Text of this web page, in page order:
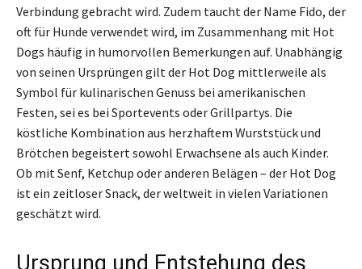
Verbindung gebracht wird. Zudem taucht der Name Fido, der
oft für Hunde verwendet wird, im Zusammenhang mit Hot
Dogs häufig in humorvollen Bemerkungen auf. Unabhängig
von seinen Ursprüngen gilt der Hot Dog mittlerweile als
Symbol für kulinarischen Genuss bei amerikanischen
Festen, sei es bei Sportevents oder Grillpartys. Die
köstliche Kombination aus herzhaftem Wurststück und
Brötchen begeistert sowohl Erwachsene als auch Kinder.
Ob mit Senf, Ketchup oder anderen Belägen – der Hot Dog
ist ein zeitloser Snack, der weltweit in vielen Variationen
geschätzt wird.
Ursprung und Entstehung des